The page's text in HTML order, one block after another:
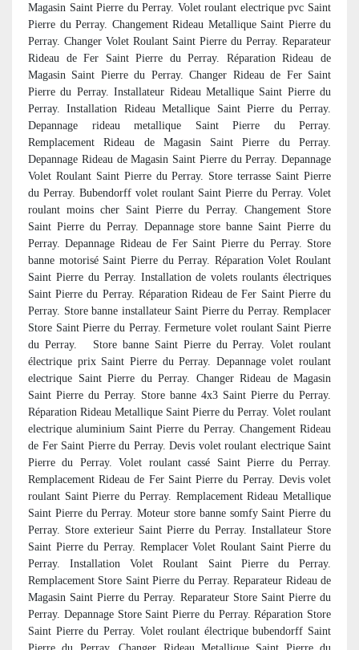
Magasin Saint Pierre du Perray. Volet roulant electrique pvc Saint
Pierre du Perray. Changement Rideau Metallique Saint Pierre du
Perray. Changer Volet Roulant Saint Pierre du Perray. Reparateur
Rideau de Fer Saint Pierre du Perray. Réparation Rideau de
Magasin Saint Pierre du Perray. Changer Rideau de Fer Saint
Pierre du Perray. Installateur Rideau Metallique Saint Pierre du
Perray. Installation Rideau Metallique Saint Pierre du Perray.
Depannage rideau metallique Saint Pierre du Perray.
Remplacement Rideau de Magasin Saint Pierre du Perray.
Depannage Rideau de Magasin Saint Pierre du Perray. Depannage
Volet Roulant Saint Pierre du Perray. Store terrasse Saint Pierre
du Perray. Bubendorff volet roulant Saint Pierre du Perray. Volet
roulant moins cher Saint Pierre du Perray. Changement Store
Saint Pierre du Perray. Depannage store banne Saint Pierre du
Perray. Depannage Rideau de Fer Saint Pierre du Perray. Store
banne motorisé Saint Pierre du Perray. Réparation Volet Roulant
Saint Pierre du Perray. Installation de volets roulants électriques
Saint Pierre du Perray. Réparation Rideau de Fer Saint Pierre du
Perray. Store banne installateur Saint Pierre du Perray. Remplacer
Store Saint Pierre du Perray. Fermeture volet roulant Saint Pierre
du Perray. Store banne Saint Pierre du Perray. Volet roulant
électrique prix Saint Pierre du Perray. Depannage volet roulant
electrique Saint Pierre du Perray. Changer Rideau de Magasin
Saint Pierre du Perray. Store banne 4x3 Saint Pierre du Perray.
Réparation Rideau Metallique Saint Pierre du Perray. Volet roulant
electrique aluminium Saint Pierre du Perray. Changement Rideau
de Fer Saint Pierre du Perray. Devis volet roulant electrique Saint
Pierre du Perray. Volet roulant cassé Saint Pierre du Perray.
Remplacement Rideau de Fer Saint Pierre du Perray. Devis volet
roulant Saint Pierre du Perray. Remplacement Rideau Metallique
Saint Pierre du Perray. Moteur store banne somfy Saint Pierre du
Perray. Store exterieur Saint Pierre du Perray. Installateur Store
Saint Pierre du Perray. Remplacer Volet Roulant Saint Pierre du
Perray. Installation Volet Roulant Saint Pierre du Perray.
Remplacement Store Saint Pierre du Perray. Reparateur Rideau de
Magasin Saint Pierre du Perray. Reparateur Store Saint Pierre du
Perray. Depannage Store Saint Pierre du Perray. Réparation Store
Saint Pierre du Perray. Volet roulant électrique bubendorff Saint